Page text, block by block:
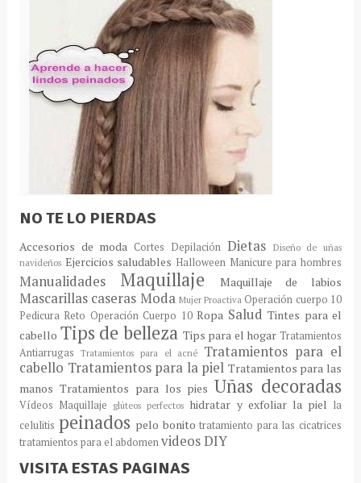
NO TE LO PIERDAS
Accesorios de moda Cortes Depilación Dietas
Diseño de uñas
navideños Ejercicios saludables Halloween Manicure para hombres
Manualidades Maquillaje Maquillaje de labios
Mascarillas caseras Moda Mujer Proactiva Operación cuerpo 10
Pedicura Reto Operación Cuerpo 10 Ropa Salud Tintes para el
cabello Tips de belleza Tips para el hogar Tratamientos
Antiarrugas Tratamientos para el acné Tratamientos para el
cabello Tratamientos para la piel Tratamientos para las
manos Tratamientos para los pies Uñas decoradas
Vídeos Maquillaje glúteos perfectos hidratar y exfoliar la piel la
celulitis peinados pelo bonito tratamiento para las cicatrices
tratamientos para el abdomenvideos DIY
VISITA ESTAS PAGINAS